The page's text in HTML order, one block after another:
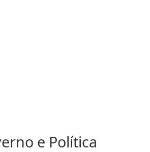
e Política